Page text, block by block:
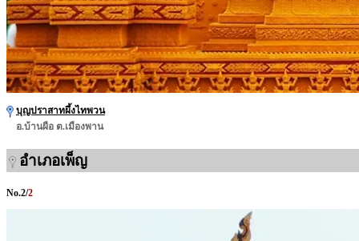
บุญปราสาทผึ้งไทพวน
อ.บ้านผือ ต.เมืองพาน
อำเภอเพ็ญ
No.2/2